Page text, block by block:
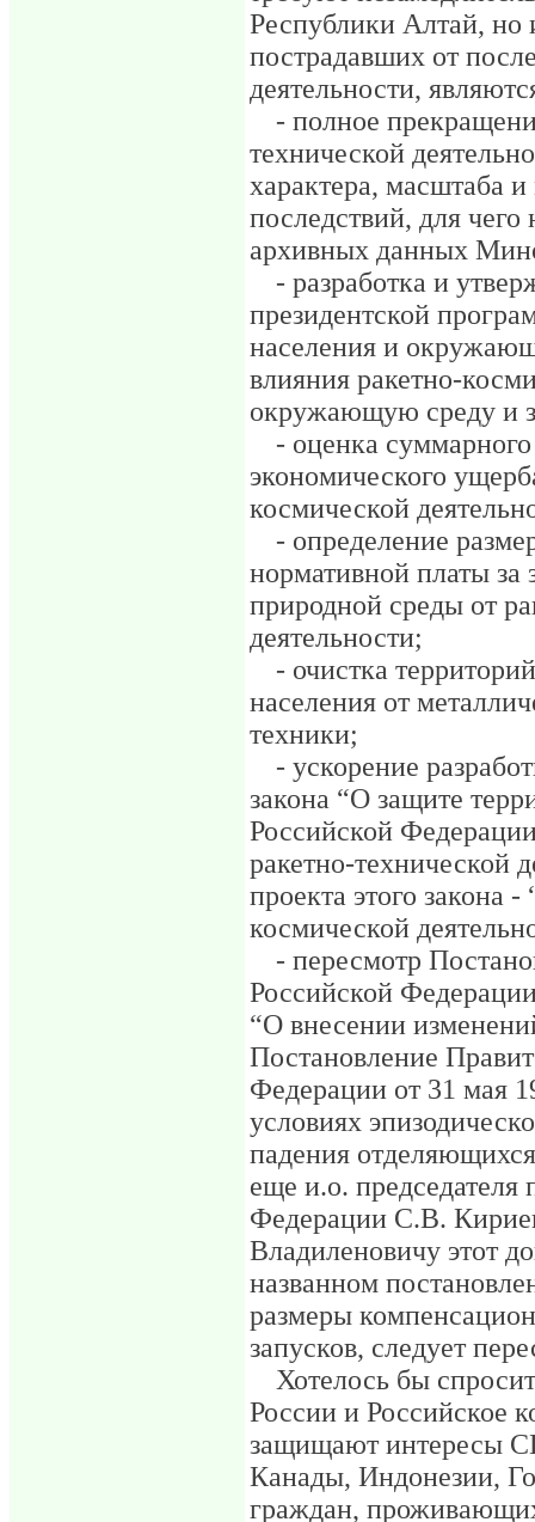
Республики Алтай, но
пострадавших от
деятельности,
- полное
технической
характера, масштаба
последствий, для
архивных данных
- разработка и
президентской
населения и
влияния ракетно-
окружающую среду и
- оценка
экономического
космической
- определение
нормативной платы
природной среды от
деятельности;
- очистка
населения от
техники;
- ускорение
закона “О защите
Российской
ракетно-технической
проекта этого закона
космической
- пересмотр
Российской
“О внесении
Постановление
Федерации от 31 мая
условиях
падения
еще и.о. председателя
Федерации С.В.
Владиленовичу этот
названном
размеры
запусков, следует
Хотелось бы
России и Российское
защищают интересы
Канады, Индонезии,
граждан,